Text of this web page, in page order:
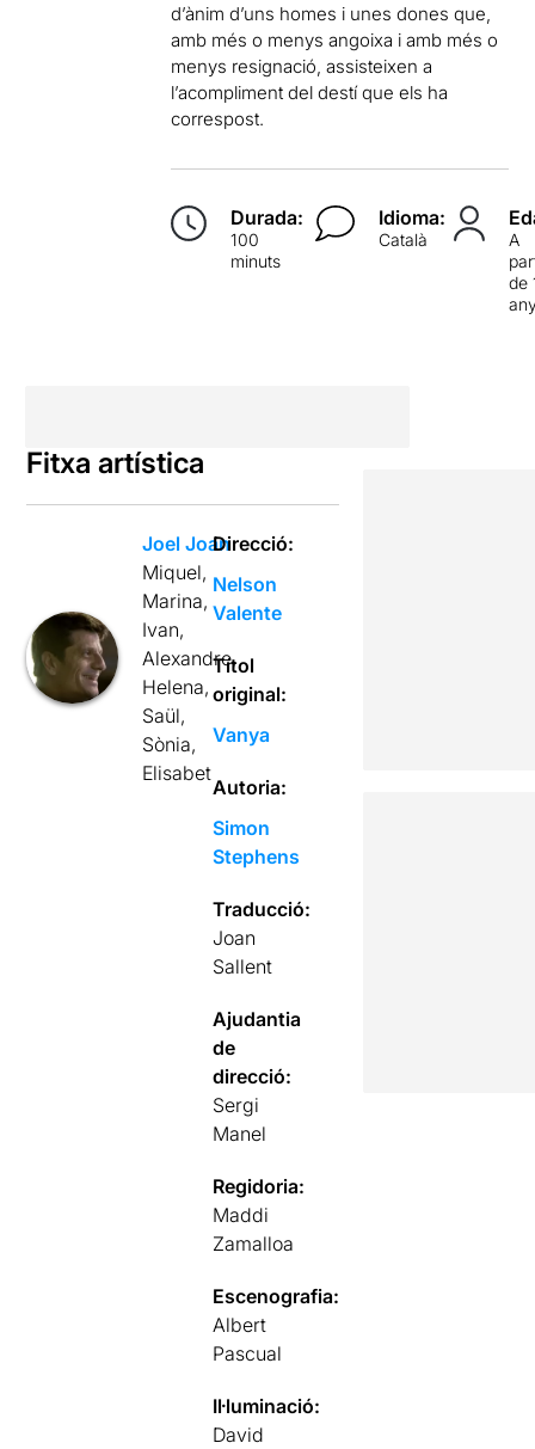
d’ànim d’uns homes i unes dones que,
amb més o menys angoixa i amb més o
menys resignació, assisteixen a
l’acompliment del destí que els ha
correspost.
Durada:
100
minuts
Idioma:
Català
A
de
Fitxa artística
Joel Joan
Miquel,
Marina,
Ivan,
Alexandre,
Helena,
Saül,
Sònia,
Elisabet
Direcció:
Nelson
Valente
Títol
original:
Vanya
Autoria:
Simon
Stephens
Traducció:
Joan
Sallent
Ajudantia
de
direcció:
Sergi
Manel
Regidoria:
Maddi
Zamalloa
Escenografia:
Albert
Pascual
Il·luminació:
David